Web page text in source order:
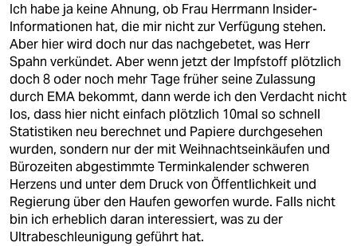
Ich habe ja keine Ahnung, ob Frau Herrmann Insider-
Informationen hat, die mir nicht zur Verfügung stehen.
Aber hier wird doch nur das nachgebetet, was Herr
Spahn verkündet. Aber wenn jetzt der Impfstoff plötzlich
doch 8 oder noch mehr Tage früher seine Zulassung
durch EMA bekommt, dann werde ich den Verdacht nicht
los, dass hier nicht einfach plötzlich 10mal so schnell
Statistiken neu berechnet und Papiere durchgesehen
wurden, sondern nur der mit Weihnachtseinkäufen und
Bürozeiten abgestimmte Terminkalender schweren
Herzens und unter dem Druck von Öffentlichkeit und
Regierung über den Haufen geworfen wurde. Falls nicht
bin ich erheblich daran interessiert, was zu der
Ultrabeschleunigung geführt hat.